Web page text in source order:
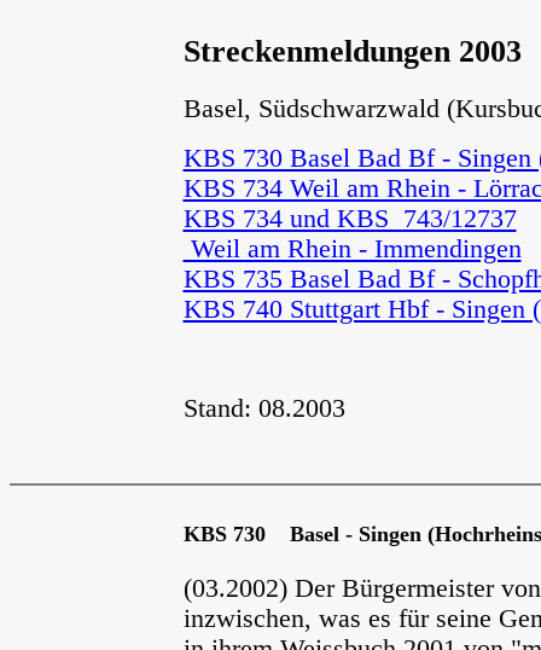
Streckenmeldungen 2003
Basel, Südschwarzwald
KBS 730 Basel Bad Bf -
KBS 734 Weil am Rhein -
KBS 734 und KBS 743/12737
Weil am Rhein - Immendingen
KBS 735 Basel Bad Bf -
KBS 740 Stuttgart Hbf - Singen
Stand: 08.2003
KBS 730 Basel - Singen
(03.2002) Der Bürgermeister
inzwischen, was es für seine